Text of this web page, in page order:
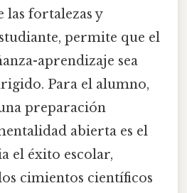
las fortalezas y
permite que el
aprendizaje sea
Para el alumno,
preparación
abierta es el
el éxito escolar,
cimientos científicos